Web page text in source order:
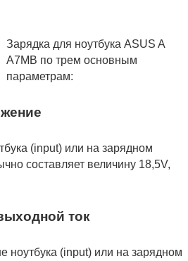
Зарядка для ноутбука ASUS A
A7MB по трем основным
параметрам:
(input) или на зарядном
составляет величину 18,5V,
ток
ноутбука (input) или на зарядном